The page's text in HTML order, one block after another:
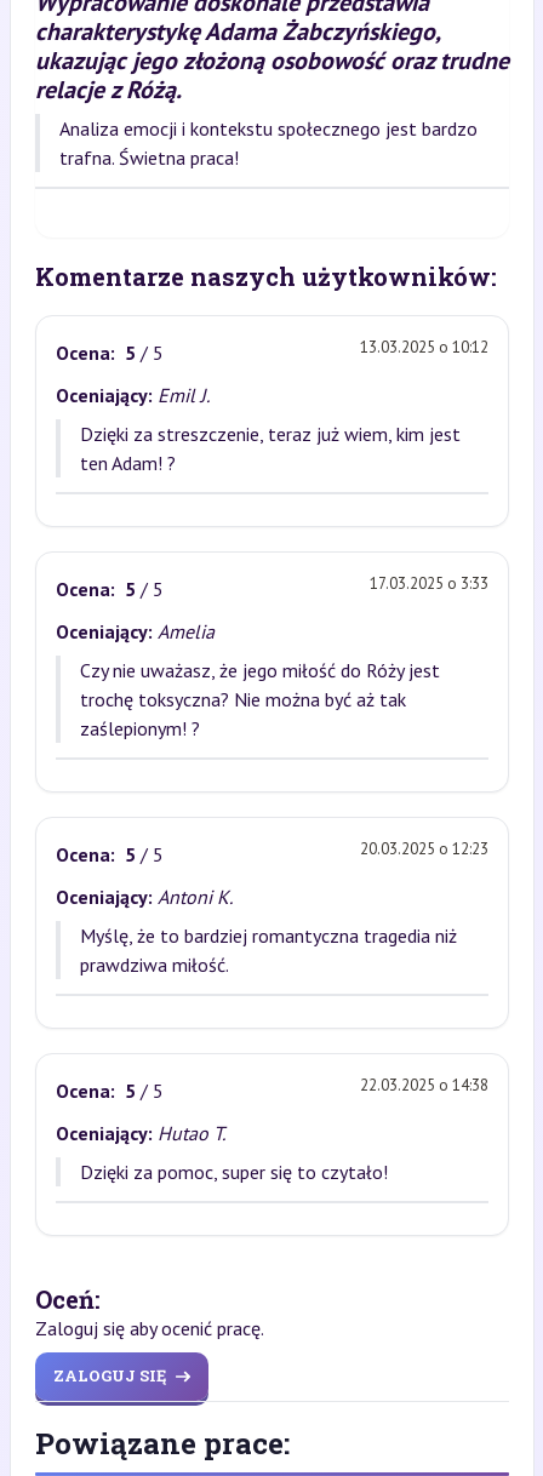
charakterystykę Adama Żabczyńskiego,
ukazując jego złożoną osobowość oraz trudne
relacje z Różą.
Analiza emocji i kontekstu społecznego jest bardzo
trafna. Świetna praca!
Komentarze naszych użytkowników:
Ocena: 5 / 5 13.03.2025 o 10:12
Oceniający: Emil J.
Dzięki za streszczenie, teraz już wiem, kim jest
ten Adam! ?
Ocena: 5 / 5 17.03.2025 o 3:33
Oceniający: Amelia
Czy nie uważasz, że jego miłość do Róży jest
trochę toksyczna? Nie można być aż tak
zaślepionym! ?
Ocena: 5 / 5 20.03.2025 o 12:23
Oceniający: Antoni K.
Myślę, że to bardziej romantyczna tragedia niż
prawdziwa miłość.
Ocena: 5 / 5 22.03.2025 o 14:38
Oceniający: Hutao T.
Dzięki za pomoc, super się to czytało!
Oceń:
Zaloguj się aby ocenić pracę.
ZALOGUJ SIĘ
Powiązane prace: